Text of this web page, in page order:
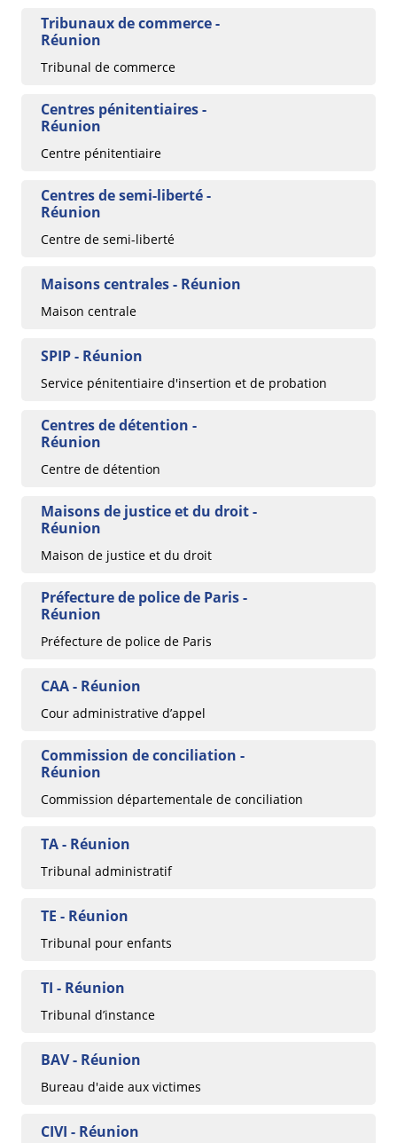
Tribunaux de commerce -
Réunion
Tribunal de commerce
Centres pénitentiaires -
Réunion
Centre pénitentiaire
Centres de semi-liberté -
Réunion
Centre de semi-liberté
Maisons centrales - Réunion
Maison centrale
SPIP - Réunion
Service pénitentiaire d'insertion et de probation
Centres de détention -
Réunion
Centre de détention
Maisons de justice et du droit -
Réunion
Maison de justice et du droit
Préfecture de police de Paris -
Réunion
Préfecture de police de Paris
CAA - Réunion
Cour administrative d’appel
Commission de conciliation -
Réunion
Commission départementale de conciliation
TA - Réunion
Tribunal administratif
TE - Réunion
Tribunal pour enfants
TI - Réunion
Tribunal d’instance
BAV - Réunion
Bureau d'aide aux victimes
CIVI - Réunion